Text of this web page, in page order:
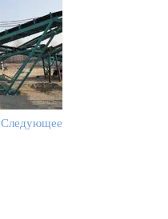
Следующее